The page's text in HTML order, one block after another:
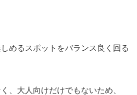
めるスポットをバランス良く回る
、大人向けだけでもないため、